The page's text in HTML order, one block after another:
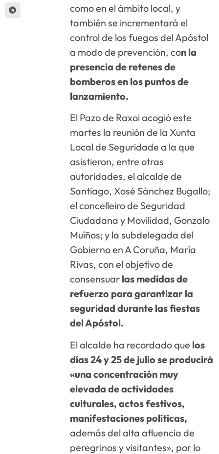
como en el ámbito local, y
también se incrementará el
control de los fuegos del Apóstol
a modo de prevención, con la
presencia de retenes de
bomberos en los puntos de
lanzamiento.
El Pazo de Raxoi acogió este
martes la reunión de la Xunta
Local de Seguridade a la que
asistieron, entre otras
autoridades, el alcalde de
Santiago, Xosé Sánchez Bugallo;
el concelleiro de Seguridad
Ciudadana y Movilidad, Gonzalo
Muíños; y la subdelegada del
Gobierno en A Coruña, María
Rivas, con el objetivo de
consensuar las medidas de
refuerzo para garantizar la
seguridad durante las fiestas
del Apóstol.
El alcalde ha recordado que los
días 24 y 25 de julio se producirá
«una concentración muy
elevada de actividades
culturales, actos festivos,
manifestaciones políticas,
además del alta afluencia de
peregrinos y visitantes», por lo